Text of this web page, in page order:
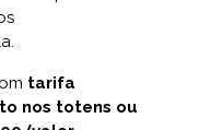
tarifa
nos totens ou